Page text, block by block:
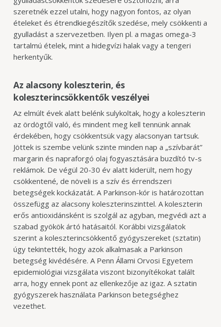
szeretnék ezzel utalni, hogy nagyon fontos, az olyan
ételeket és étrendkiegészítők szedése, mely csökkenti a
gyulladást a szervezetben. Ilyen pl. a magas omega-3
tartalmú ételek, mint a hidegvízi halak vagy a tengeri
herkentyűk.
Az alacsony koleszterin, és
koleszterincsökkentők veszélyei
Az elmúlt évek alatt belénk sulykoltak, hogy a koleszterin
az ördögtől való, és mindent meg kell tennünk annak
érdekében, hogy csökkentsük vagy alacsonyan tartsuk.
Jöttek is szembe velünk szinte minden nap a „szívbarát”
margarin és napraforgó olaj fogyasztására buzdító tv-s
reklámok. De végül 20-30 év alatt kiderült, nem hogy
csökkentené, de növeli is a szív és érrendszeri
betegségek kockázatát. A Parkinson-kór is határozottan
összefügg az alacsony koleszterinszinttel. A koleszterin
erős antioxidánsként is szolgál az agyban, megvédi azt a
szabad gyökök ártó hatásaitól. Korábbi vizsgálatok
szerint a koleszterincsökkentő gyógyszereket (sztatin)
úgy tekintették, hogy azok alkalmasak a Parkinson
betegség kivédésére. A Penn Állami Orvosi Egyetem
epidemiológiai vizsgálata viszont bizonyítékokat talált
arra, hogy ennek pont az ellenkezője az igaz. A sztatin
gyógyszerek használata Parkinson betegséghez
vezethet.